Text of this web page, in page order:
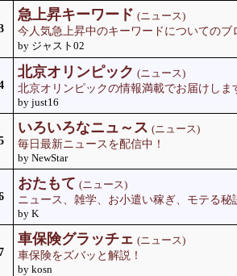
急上昇キーワード (ニュース)
今人気急上昇中のキーワードについてのブ
by ジャスト02
北京オリンピック (ニュース)
北京オリンピックの情報満載でお届けしま
by just16
いろいろなニュ～ス (ニュース)
毎日最新ニュースを配信中！
by NewStar
おたもて (ニュース)
ニュース、雑学、お小遣い稼ぎ、モテる秘
by K
車保険グラッチェ (ニュース)
車保険をズバッと解説！
by kosn